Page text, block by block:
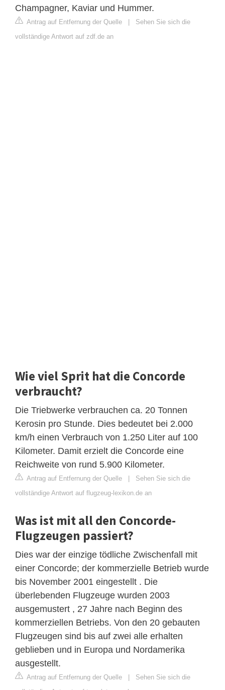
Champagner, Kaviar und Hummer.
Antrag auf Entfernung der Quelle | Sehen Sie sich die
vollständige Antwort auf zdf.de an
Wie viel Sprit hat die Concorde
verbraucht?
Die Triebwerke verbrauchen ca. 20 Tonnen
Kerosin pro Stunde. Dies bedeutet bei 2.000
km/h einen Verbrauch von 1.250 Liter auf 100
Kilometer. Damit erzielt die Concorde eine
Reichweite von rund 5.900 Kilometer.
Antrag auf Entfernung der Quelle | Sehen Sie sich die
vollständige Antwort auf flugzeug-lexikon.de an
Was ist mit all den Concorde-
Flugzeugen passiert?
Dies war der einzige tödliche Zwischenfall mit
einer Concorde; der kommerzielle Betrieb wurde
bis November 2001 eingestellt . Die
überlebenden Flugzeuge wurden 2003
ausgemustert , 27 Jahre nach Beginn des
kommerziellen Betriebs. Von den 20 gebauten
Flugzeugen sind bis auf zwei alle erhalten
geblieben und in Europa und Nordamerika
ausgestellt.
Antrag auf Entfernung der Quelle | Sehen Sie sich die